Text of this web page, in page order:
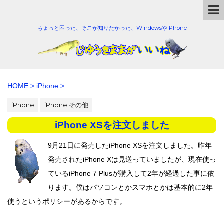
ちょっと困った、そこが知りたかった、WindowsやiPhone
HOME > iPhone >
iPhone iPhone その他
iPhone XSを注文しました
9月21日に発売したiPhone XSを注文しました。昨年
発売されたiPhone Xは見送っていましたが、現在使っ
ているiPhone 7 Plusが購入して2年が経過した事に依
ります。僕はパソコンとかスマホとかは基本的に2年
使うというポリシーがあるからです。